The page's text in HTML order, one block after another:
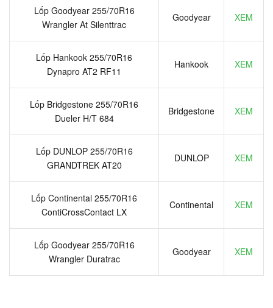
Lốp Goodyear 255/70R16
Wrangler At Silenttrac
Goodyear XEM
Lốp Hankook 255/70R16
Dynapro AT2 RF11
Hankook XEM
Lốp Bridgestone 255/70R16
Dueler H/T 684
Bridgestone XEM
Lốp DUNLOP 255/70R16
GRANDTREK AT20
DUNLOP XEM
Lốp Continental 255/70R16
ContiCrossContact LX
Continental XEM
Lốp Goodyear 255/70R16
Wrangler Duratrac
Goodyear XEM